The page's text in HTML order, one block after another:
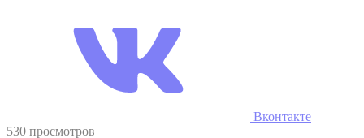
Вконтакте
530 просмотров